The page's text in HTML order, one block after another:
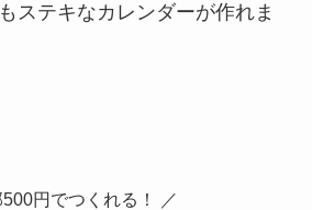
ステキなカレンダーが作れま
500円でつくれる！ ／